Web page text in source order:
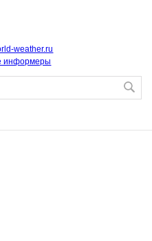
weather.ru
информеры